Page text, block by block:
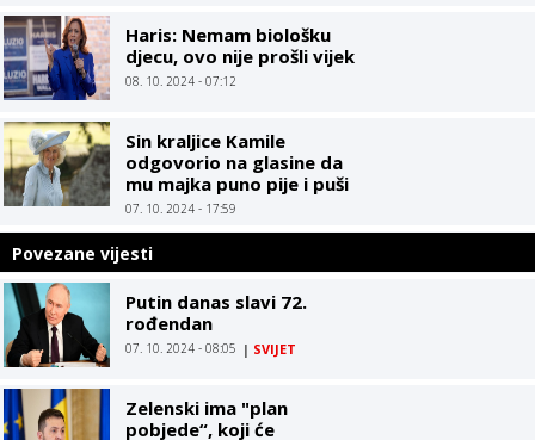
Haris: Nemam biološku
djecu, ovo nije prošli vijek
08. 10. 2024 - 07:12
Sin kraljice Kamile
odgovorio na glasine da
mu majka puno pije i puši
07. 10. 2024 - 17:59
Povezane vijesti
Putin danas slavi 72.
rođendan
07. 10. 2024 - 08:05 | SVIJET
Zelenski ima "plan
pobjede“, koji će